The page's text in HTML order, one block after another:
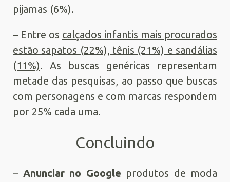
pijamas (6%).
– Entre os calçados infantis mais procurados
estão sapatos (22%), tênis (21%) e sandálias
(11%). As buscas genéricas representam
metade das pesquisas, ao passo que buscas
com personagens e com marcas respondem
por 25% cada uma.
Concluindo
– Anunciar no Google produtos de moda